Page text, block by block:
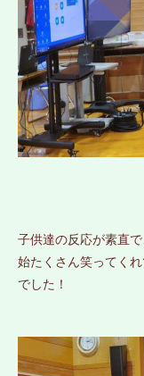
子供達の反応が素直
始たくさん笑ってく
でした！